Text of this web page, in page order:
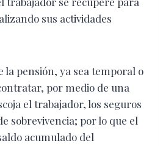
sus actividades
la pensión, ya sea temporal o
por medio de una
el trabajador, los seguros
sobrevivencia; por lo que el
acumulado del